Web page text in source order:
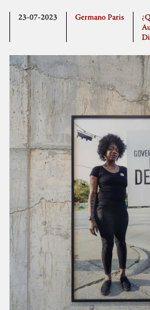
23-07-2023 Germano Paris